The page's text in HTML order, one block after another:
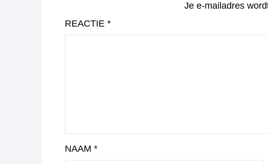
Je e-mailadres
REACTIE *
NAAM *